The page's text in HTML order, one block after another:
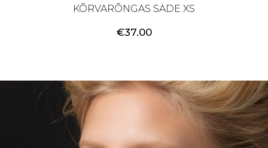
KÕRVARÕNGAS SÄDE XS
€37.00